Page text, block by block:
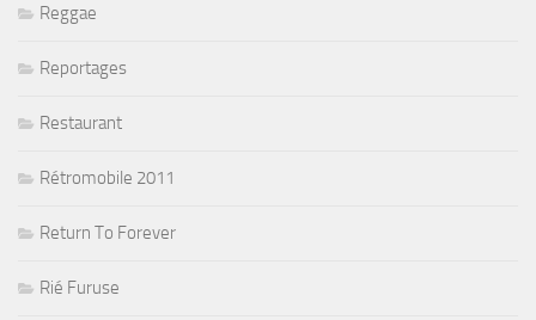
Reggae
Reportages
Restaurant
Rétromobile 2011
Return To Forever
Rié Furuse